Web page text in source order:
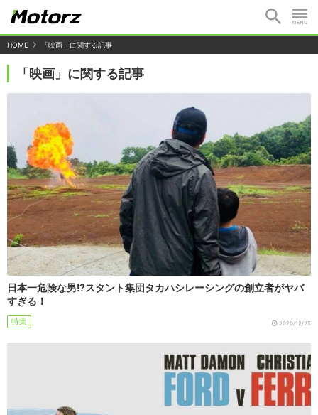
HOME 「映画」に関する記事
「映画」に関する記事
日本一危険な男!?スタント集団タカハシレーシングの創立者がヤバ
すぎる！
特集 2020/12/25